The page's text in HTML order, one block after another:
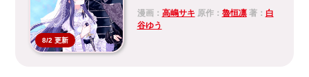
8/2 更新
漫画： 高嶋サキ 原作： 魯恒凛著： 白
谷ゆう